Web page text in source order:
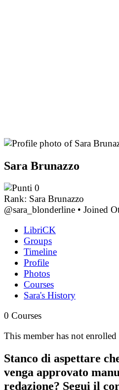
Sara Brunazzo
0
Rank: Sara Brunazzo
@sara_blonderline • Joined
LibriCK
Groups
Timeline
Profile
Photos
Courses
Sara's History
0 Courses
This member has not
Stanco di aspettare
venga approvato
redazione? Segui il